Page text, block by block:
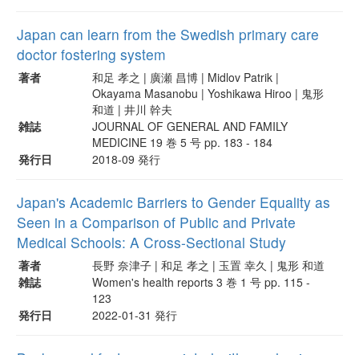
Japan can learn from the Swedish primary care
doctor fostering system
著者
和足 孝之 | 廣瀬 昌博 | Midlov Patrik |
Okayama Masanobu | Yoshikawa Hiroo | 鬼形
和道 | 井川 幹夫
雑誌
JOURNAL OF GENERAL AND FAMILY
MEDICINE 19 巻 5 号 pp. 183 - 184
発行日
2018-09 発行
Japan's Academic Barriers to Gender Equality as
Seen in a Comparison of Public and Private
Medical Schools: A Cross-Sectional Study
著者
長野 奈津子 | 和足 孝之 | 玉置 幸久 | 鬼形 和道
雑誌
Women's health reports 3 巻 1 号 pp. 115 -
123
発行日
2022-01-31 発行